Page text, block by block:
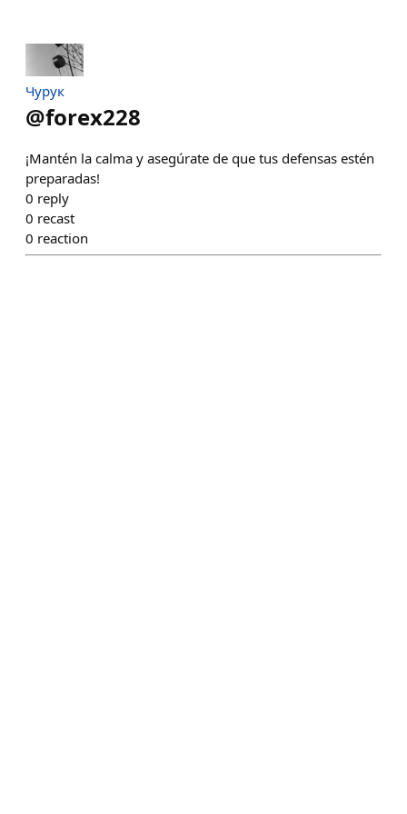
Чурук
@forex228
¡Mantén la calma y asegúrate de que tus defensas estén
preparadas!
0 reply
0 recast
0 reaction